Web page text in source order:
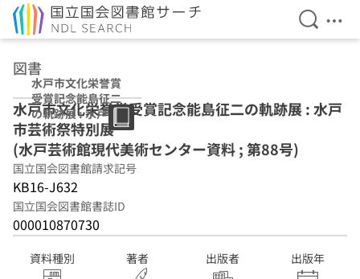
検索を
メ
図書
水戸市文化栄誉賞
受賞記念能島征二
の軌跡展 : 水戸市
芸術祭特別展 (水
戸芸術館現代美術
センター資料 ; 第
88号)
水戸市文化栄誉賞受賞記念能島征二の軌跡展 : 水戸
市芸術祭特別展
(水戸芸術館現代美術センター資料 ; 第88号)
国立国会図書館請求記号
KB16-J632
国立国会図書館書誌ID
000010870730
資料種別 著者 出版者 出版年